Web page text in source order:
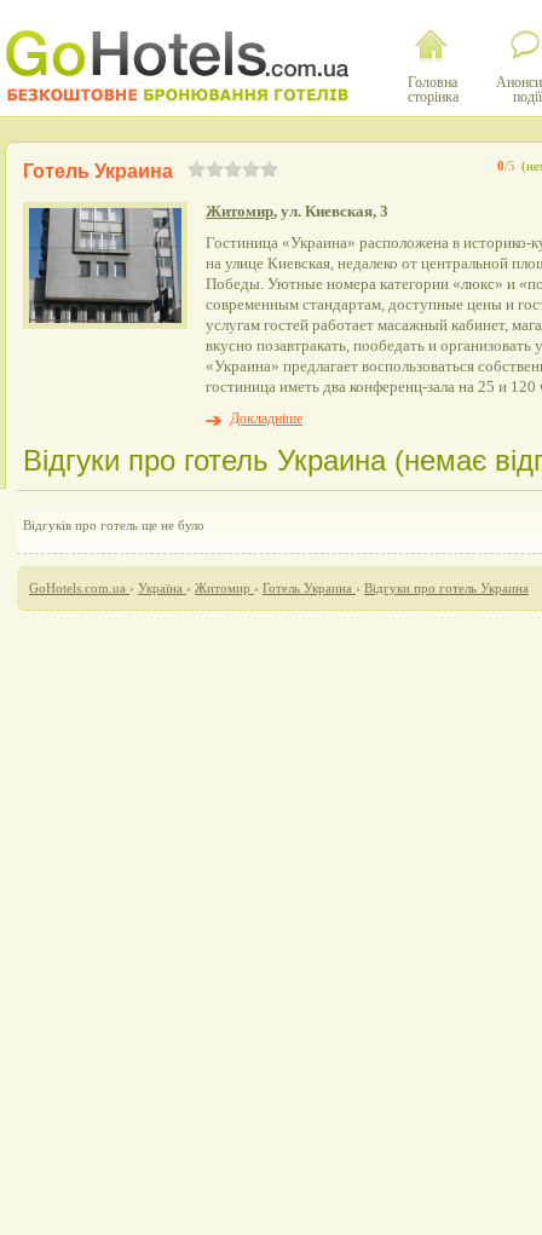
Головна
сторінка
події
0/5
Готель Украина
Житомир, ул. Киевская, 3
Гостиница «Украина» расположена в историко-
на улице Киевская, недалеко от центральной
Победы. Уютные номера категории «люкс» и
современным стандартам, доступные цены и
услугам гостей работает масажный кабинет,
вкусно позавтракать, пообедать и организовать
«Украина» предлагает воспользоваться
гостиница иметь два конференц-зала на 25 и 120
Докладніше
Відгуки про готель Украина (немає
Відгуків про готель ще не було
GoHotels.com.ua › Україна › Житомир › Готель Украина › Відгуки про готель Украина